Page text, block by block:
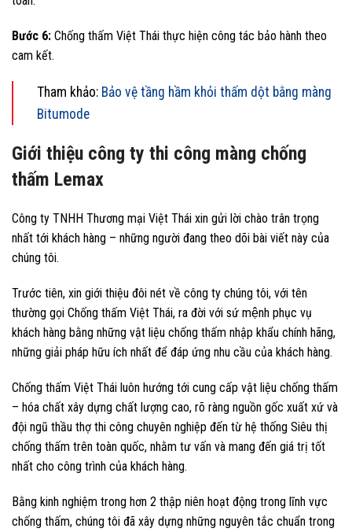
Bước 6: Chống thấm Việt Thái thực hiện công tác bảo hành theo
cam kết.
Tham khảo: Bảo vệ tầng hầm khỏi thấm dột bằng màng
Bitumode
Giới thiệu công ty thi công màng chống
thấm Lemax
Công ty TNHH Thương mại Việt Thái xin gửi lời chào trân trọng
nhất tới khách hàng – những người đang theo dõi bài viết này của
chúng tôi.
Trước tiên, xin giới thiệu đôi nét về công ty chúng tôi, với tên
thường gọi Chống thấm Việt Thái, ra đời với sứ mệnh phục vụ
khách hàng bằng những vật liệu chống thấm nhập khẩu chính hãng,
những giải pháp hữu ích nhất để đáp ứng nhu cầu của khách hàng.
Chống thấm Việt Thái luôn hướng tới cung cấp vật liệu chống thấm
– hóa chất xây dựng chất lượng cao, rõ ràng nguồn gốc xuất xứ và
đội ngũ thầu thợ thi công chuyên nghiệp đến từ hệ thống Siêu thị
chống thấm trên toàn quốc, nhằm tư vấn và mang đến giá trị tốt
nhất cho công trình của khách hàng.
Bằng kinh nghiệm trong hơn 2 thập niên hoạt động trong lĩnh vực
chống thấm, chúng tôi đã xây dựng những nguyên tắc chuẩn trong